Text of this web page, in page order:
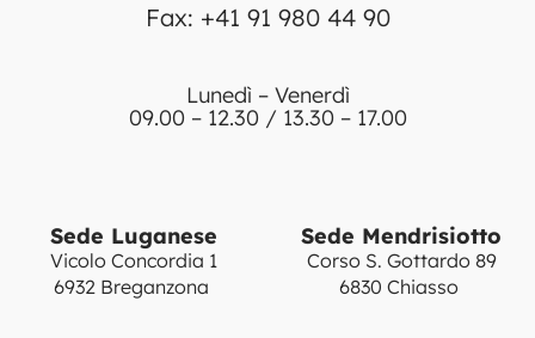
Fax: +41 91 980 44 90
Lunedì – Venerdì
09.00 – 12.30 / 13.30 – 17.00
Sede Luganese
Vicolo Concordia 1
6932 Breganzona
Sede Mendrisiotto
Corso S. Gottardo 89
6830 Chiasso